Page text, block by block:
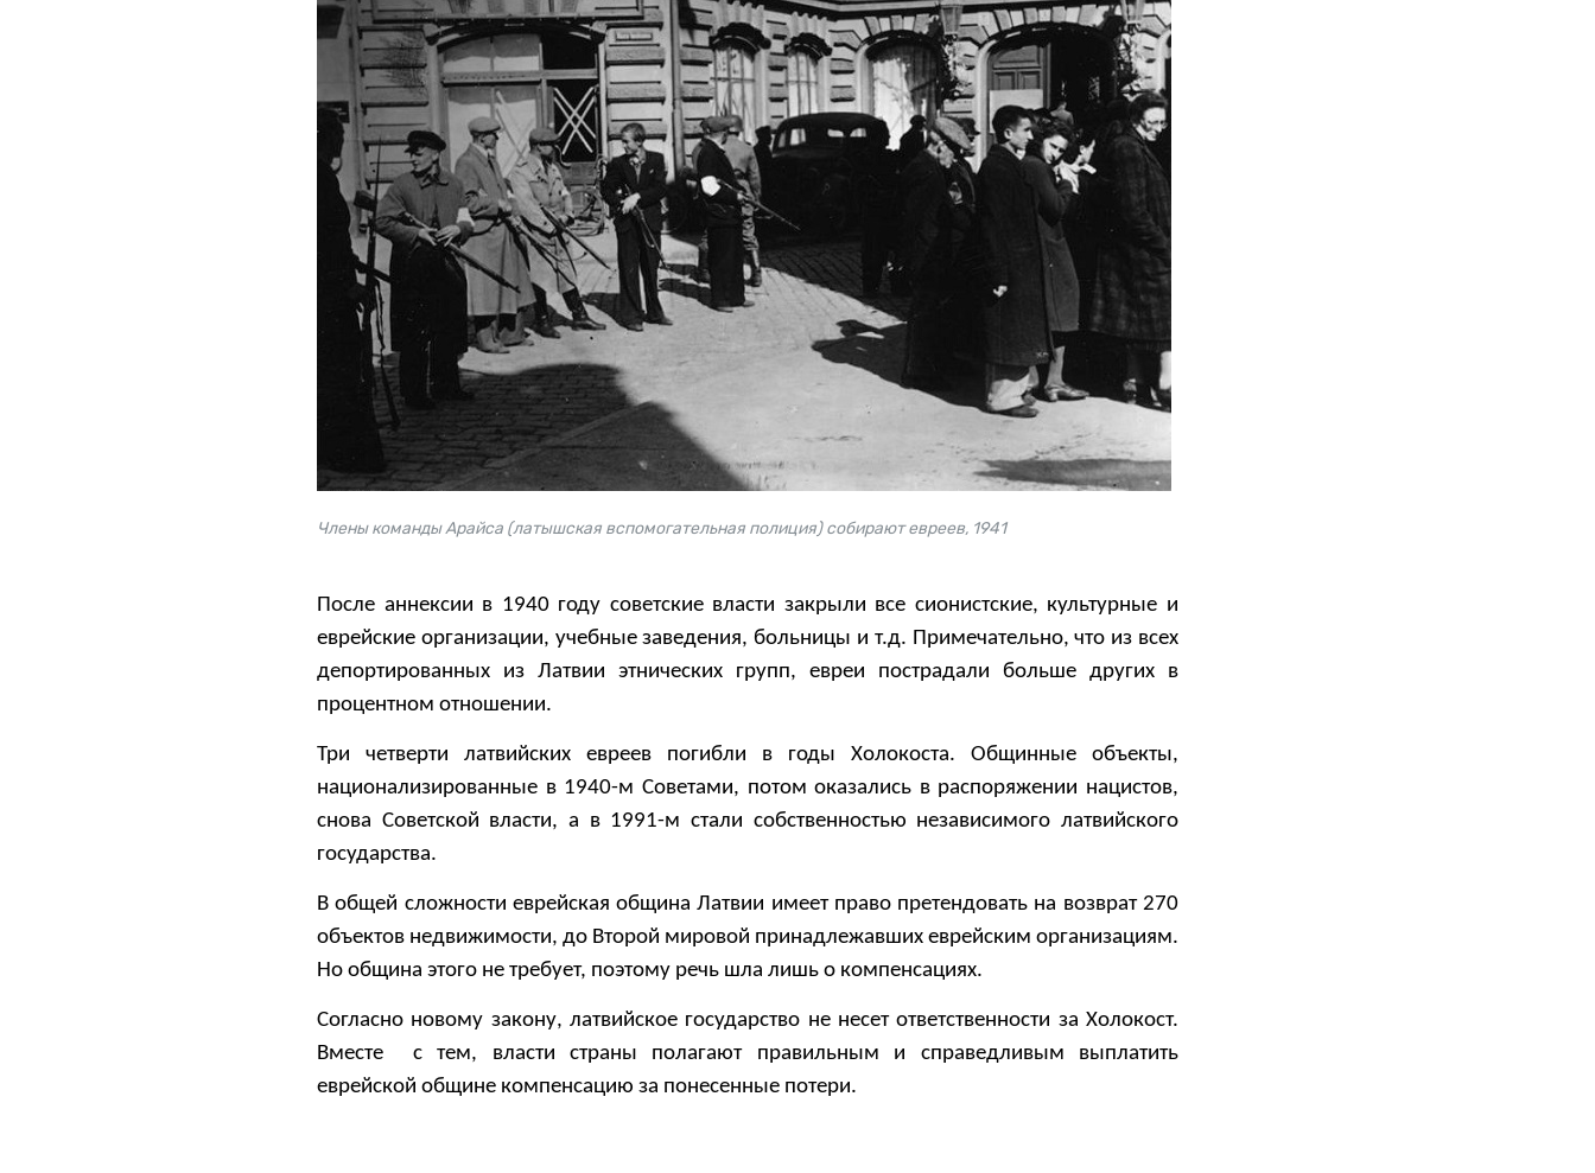
Члены команды Арайса (латышская вспомогательная полиция) собирают евреев, 1941
После аннексии в 1940 году советские власти закрыли все сионистские, культурные и
еврейские организации, учебные заведения, больницы и т.д. Примечательно, что из всех
депортированных из Латвии этнических групп, евреи пострадали больше других в
процентном отношении.
Три четверти латвийских евреев погибли в годы Холокоста. Общинные объекты,
национализированные в 1940-м Советами, потом оказались в распоряжении нацистов,
снова Советской власти, а в 1991-м стали собственностью независимого латвийского
государства.
В общей сложности еврейская община Латвии имеет право претендовать на возврат 270
объектов недвижимости, до Второй мировой принадлежавших еврейским организациям.
Но община этого не требует, поэтому речь шла лишь о компенсациях.
Согласно новому закону, латвийское государство не несет ответственности за Холокост.
Вместе с тем, власти страны полагают правильным и справедливым выплатить
еврейской общине компенсацию за понесенные потери.